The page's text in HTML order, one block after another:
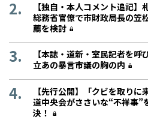
【独自・本人コメント追記
総務省官僚で市財政局長の笠
薦を検討
【本誌・道新・室民記者を
立あの暴言市議の胸の内
【先行公開】「クビを取りに
道中央会がささいな“不祥事”
決！